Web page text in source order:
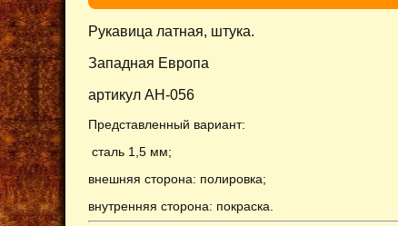
Рукавица латная, штука.
Западная Европа
артикул AH-056
Представленный вариант:
сталь 1,5 мм;
внешняя сторона: полировка;
внутренняя сторона: покраска.